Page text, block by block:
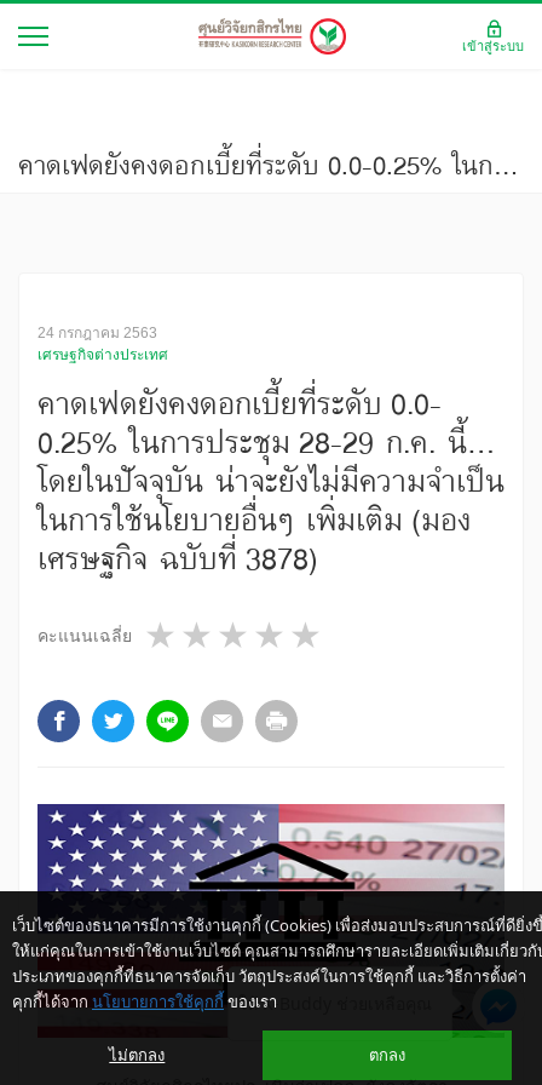
คาดเฟดยังคงดอกเบี้ยที่ระดับ 0.0-0.25% ในการประชุม 28-29 ก.ค. นี้… โดยในปัจจุบัน น่าจะยังไม่มีความจำเป็นในการใช้นโยบายอื่นๆ เพิ่มเติม (มองเศรษฐกิจ ฉบับที่ 3878)
24 กรกฎาคม 2563
เศรษฐกิจต่างประเทศ
คาดเฟดยังคงดอกเบี้ยที่ระดับ 0.0-
0.25% ในการประชุม 28-29 ก.ค. นี้…
โดยในปัจจุบัน น่าจะยังไม่มีความจำเป็น
ในการใช้นโยบายอื่นๆ เพิ่มเติม (มอง
เศรษฐกิจ ฉบับที่ 3878)
คะแนนเฉลี่ย 4 stars
3 stars
2 stars
1 star
เว็บไซต์ของธนาคารมีการใช้งานคุกกี้ (Cookies) เพื่อส่งมอบประสบการณ์ที่ดียิ่ง
ให้แก่คุณในการเข้าใช้งานเว็บไซต์ คุณสามารถศึกษารายละเอียดเพิ่มเติมเกี่ยวกั
ประเภทของคุกกี้ที่ธนาคารจัดเก็บ วัตถุประสงค์ในการใช้คุกกี้ และวิธีการตั้งค่า
คุกกี้ได้จาก นโยบายการใช้คุกกี้ ของเรา
ไม่ตกลง ตกลง
เข้าสู่ระบบ
ให้ K-Buddy ช่วยเหลือคุณ